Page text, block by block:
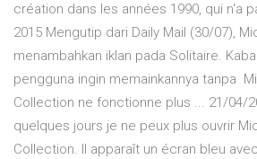
création dans les années 1990, qui n'a
2015 Mengutip dari Daily Mail (30/07),
menambahkan iklan pada Solitaire.
pengguna ingin memainkannya tanpa
Collection ne fonctionne plus ... 21/04/
quelques jours je ne peux plus ouvrir
Collection. Il apparaît un écran bleu